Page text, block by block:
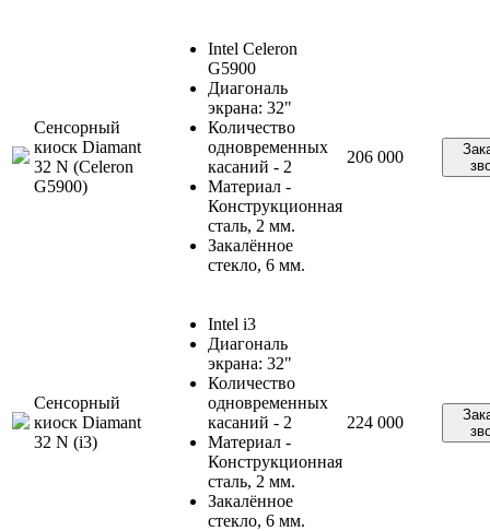
Сенсорный
киоск Diamant
32 N (Celeron
G5900)
Intel Celeron
G5900
Диагональ
экрана: 32"
Количество
одновременных
касаний - 2
Материал -
Конструкционная
сталь, 2 мм.
Закалённое
стекло, 6 мм.
206 000
Сенсорный
киоск Diamant
32 N (i3)
Intel i3
Диагональ
экрана: 32"
Количество
одновременных
касаний - 2
Материал -
Конструкционная
сталь, 2 мм.
Закалённое
стекло, 6 мм.
224 000